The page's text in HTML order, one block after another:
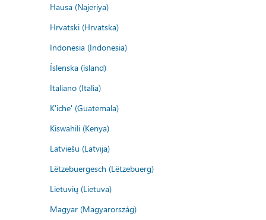
Hausa (Najeriya)
Hrvatski (Hrvatska)
Indonesia (Indonesia)
Íslenska (ísland)
Italiano (Italia)
K'iche' (Guatemala)
Kiswahili (Kenya)
Latviešu (Latvija)
Lëtzebuergesch (Lëtzebuerg)
Lietuvių (Lietuva)
Magyar (Magyarország)